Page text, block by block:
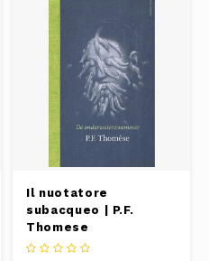
Il nuotatore
subacqueo | P.F.
Thomese